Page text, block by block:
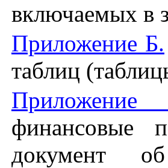
включаемых в
Приложение Б.
таблиц
финансовые
документ